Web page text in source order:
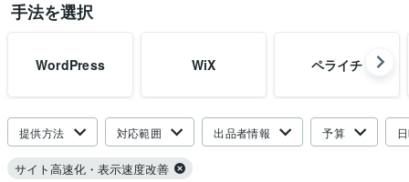
手法を選択
WordPress WiX ペライチ
提供方法 対応範囲 出品者情報 予算
サイト高速化・表示速度改善